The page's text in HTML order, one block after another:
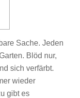
Sache. Jeden
Blöd nur,
sich verfärbt.
wieder
gibt es